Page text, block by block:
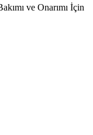
ve Onarımı İçin